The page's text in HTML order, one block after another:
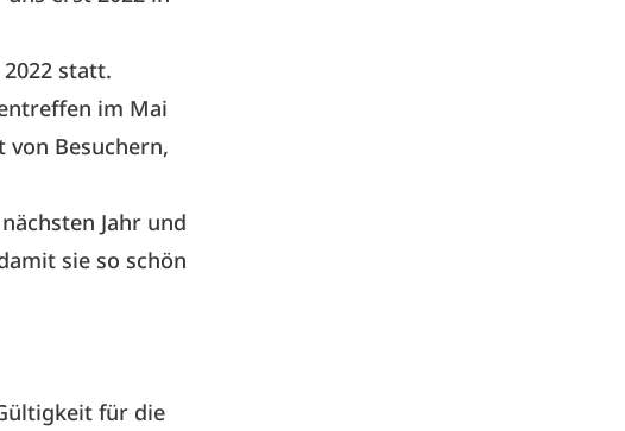
2022 statt.
im Mai
Besuchern,
Jahr und
sie so schön
für die